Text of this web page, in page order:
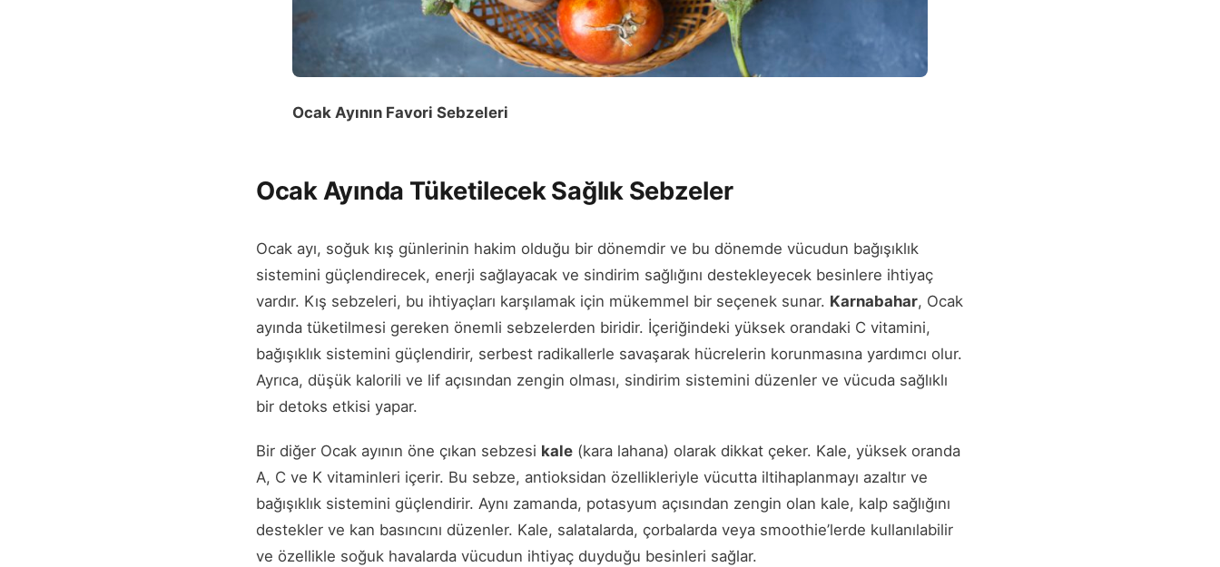
Ocak Ayının Favori Sebzeleri
Ocak Ayında Tüketilecek Sağlık Sebzeler
Ocak ayı, soğuk kış günlerinin hakim olduğu bir dönemdir ve bu dönemde vücudun bağışıklık
sistemini güçlendirecek, enerji sağlayacak ve sindirim sağlığını destekleyecek besinlere ihtiyaç
vardır. Kış sebzeleri, bu ihtiyaçları karşılamak için mükemmel bir seçenek sunar. Karnabahar, Ocak
ayında tüketilmesi gereken önemli sebzelerden biridir. İçeriğindeki yüksek orandaki C vitamini,
bağışıklık sistemini güçlendirir, serbest radikallerle savaşarak hücrelerin korunmasına yardımcı olur.
Ayrıca, düşük kalorili ve lif açısından zengin olması, sindirim sistemini düzenler ve vücuda sağlıklı
bir detoks etkisi yapar.
Bir diğer Ocak ayının öne çıkan sebzesi kale (kara lahana) olarak dikkat çeker. Kale, yüksek oranda
A, C ve K vitaminleri içerir. Bu sebze, antioksidan özellikleriyle vücutta iltihaplanmayı azaltır ve
bağışıklık sistemini güçlendirir. Aynı zamanda, potasyum açısından zengin olan kale, kalp sağlığını
destekler ve kan basıncını düzenler. Kale, salatalarda, çorbalarda veya smoothie’lerde kullanılabilir
ve özellikle soğuk havalarda vücudun ihtiyaç duyduğu besinleri sağlar.